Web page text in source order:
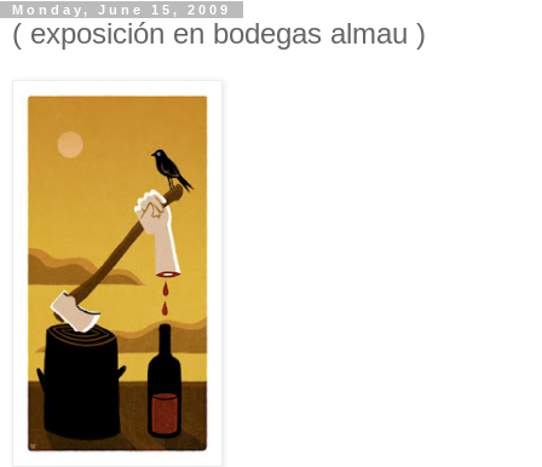
Monday, June 15, 2009
( exposición en bodegas almau )